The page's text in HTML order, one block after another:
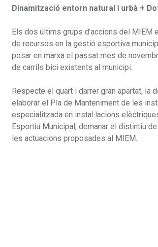
Dinamització entorn natural i urbà +
Els dos últims grups d'accions del MIEM
de recursos en la gestió esportiva
posar en marxa el passat mes de
de carrils bici existents al municipi.
Respecte el quart i darrer gran apartat,
elaborar el Pla de Manteniment de les
especialitzada en instal·lacions
Esportiu Municipal; demanar el distintiu
les actuacions proposades al MIEM.